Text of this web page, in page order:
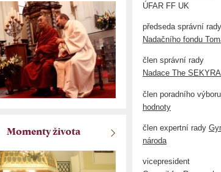
ÚFAR FF UK
předseda správní rady
Nadačního fondu
člen správní rady
Nadace The
člen poradního výboru
hodnoty
člen expertní rady
národa
vicepresident
Momenty života